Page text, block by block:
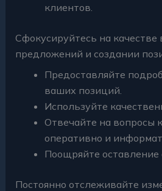
клиентов.
Сфокусируйтесь на качестве
предложений и создании
Предоставляйте
ваших позиций.
Используйте
Отвечайте на вопросы
оперативно и
Поощряйте оставление
Постоянно отслеживайте